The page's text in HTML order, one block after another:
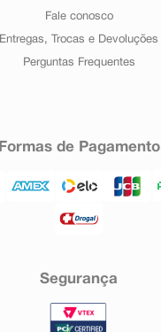
Fale conosco
Entregas, Trocas e Devoluções
Perguntas Frequentes
Formas de Pagamento
Segurança